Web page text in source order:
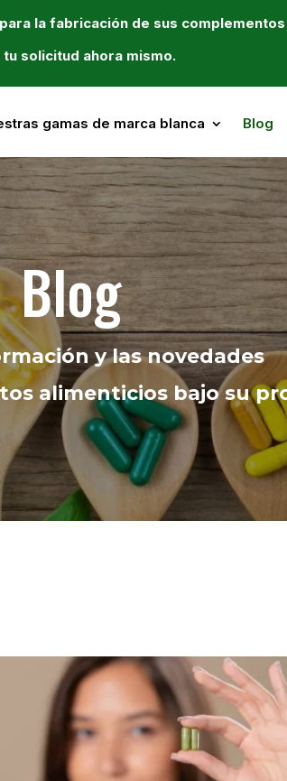
la fabricación de sus
tu solicitud ahora mismo.
gamas de marca blanca Blog
Blog
y las novedades
alimenticios bajo su